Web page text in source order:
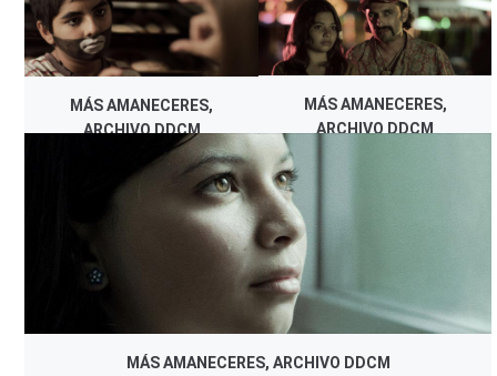
MÁS AMANECERES,
ARCHIVO DDCM
MÁS AMANECERES,
ARCHIVO DDCM
MÁS AMANECERES, ARCHIVO DDCM